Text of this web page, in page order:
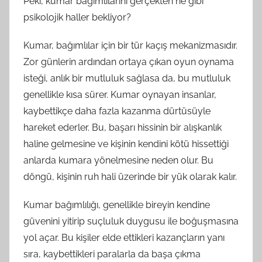
psikolojik haller bekliyor?
Kumar, bağımlılar için bir tür kaçış mekanizmasıdır.
Zor günlerin ardından ortaya çıkan oyun oynama
isteği, anlık bir mutluluk sağlasa da, bu mutluluk
genellikle kısa sürer. Kumar oynayan insanlar,
kaybettikçe daha fazla kazanma dürtüsüyle
hareket ederler. Bu, başarı hissinin bir alışkanlık
haline gelmesine ve kişinin kendini kötü hissettiği
anlarda kumara yönelmesine neden olur. Bu
döngü, kişinin ruh hali üzerinde bir yük olarak kalır.
Kumar bağımlılığı, genellikle bireyin kendine
güvenini yitirip suçluluk duygusu ile boğuşmasına
yol açar. Bu kişiler elde ettikleri kazançların yanı
sıra, kaybettikleri paralarla da başa çıkma